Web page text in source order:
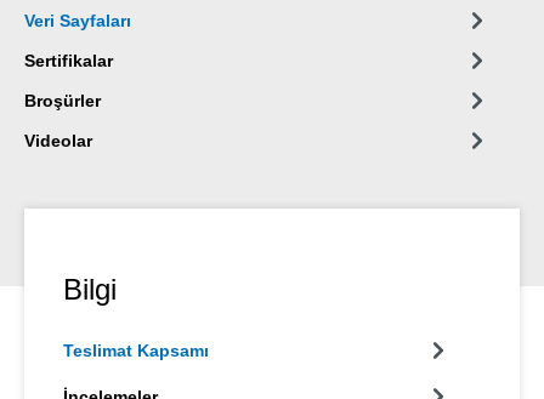
Veri Sayfaları
Sertifikalar
Broşürler
Videolar
Bilgi
Teslimat Kapsamı